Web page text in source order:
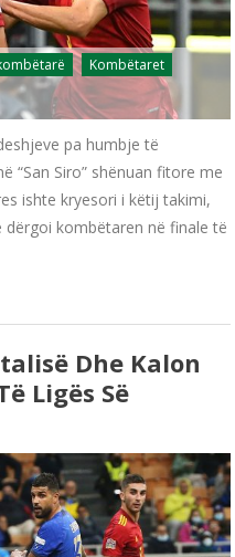
Kombëtaret
pa humbje të
“San Siro” shënuan fitore me
ishte kryesori i këtij takimi,
kombëtaren në finale të
Dhe Kalon
Ligës Së